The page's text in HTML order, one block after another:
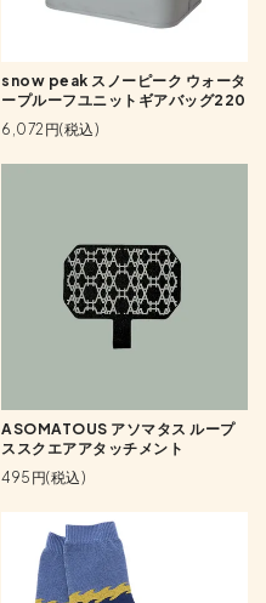
snow peak スノーピーク ウォータ
ープルーフユニットギアバッグ220
6,072円(税込)
ASOMATOUS アソマタス ループ
ススクエアアタッチメント
495円(税込)